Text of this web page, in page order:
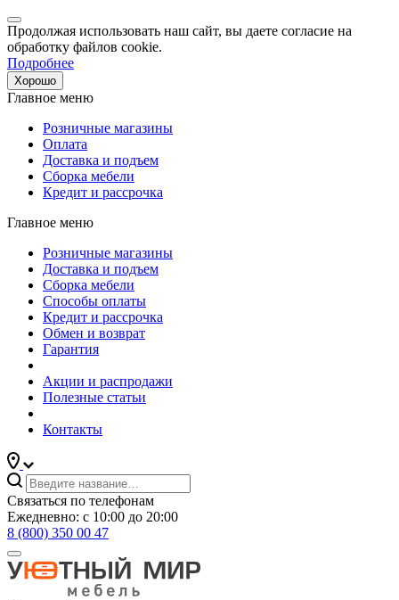
Продолжая использовать наш сайт, вы даете согласие на
обработку файлов cookie.
Подробнее
Хорошо
Главное меню
Розничные магазины
Оплата
Доставка и подъем
Сборка мебели
Кредит и рассрочка
Главное меню
Розничные магазины
Доставка и подъем
Сборка мебели
Способы оплаты
Кредит и рассрочка
Обмен и возврат
Гарантия
Акции и распродажи
Полезные статьи
Контакты
Связаться по телефонам
Ежедневно: с 10:00 до 20:00
8 (800) 350 00 47